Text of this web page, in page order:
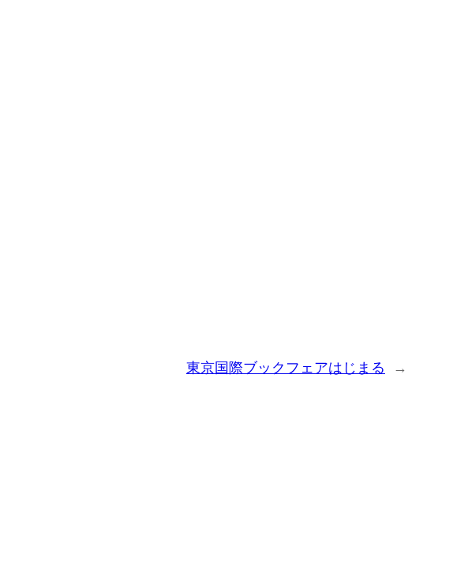
東京国際ブックフェアはじまる →